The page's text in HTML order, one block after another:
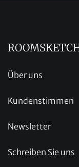
Über uns
Kundenstimmen
Newsletter
Schreiben Sie uns